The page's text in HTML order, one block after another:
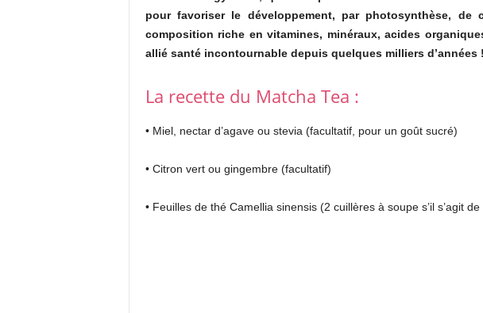
pour favoriser le développement, par photosynthèse, de
composition riche en vitamines, minéraux, acides
allié santé incontournable depuis quelques milliers d’années !
La recette du Matcha Tea :
• Miel, nectar d’agave ou stevia (facultatif, pour un goût sucré)
• Citron vert ou gingembre (facultatif)
• Feuilles de thé Camellia sinensis (2 cuillères à soupe s’il s’agit